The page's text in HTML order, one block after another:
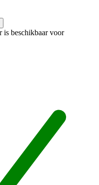
is beschikbaar voor